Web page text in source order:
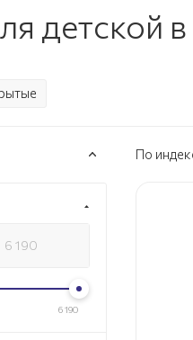
детской в
По
6 190